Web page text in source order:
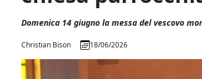
Domenica 14 giugno la messa del vescovo
Christian Bison 18/06/2026